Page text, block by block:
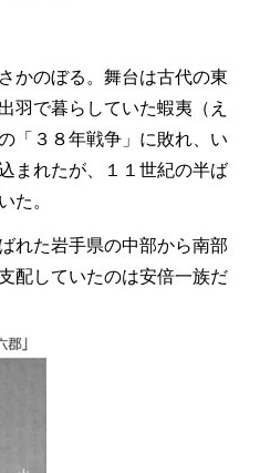
かのぼる。舞台は古代の東
羽で暮らしていた蝦夷（え
「３８年戦争」に敗れ、い
まれたが、１１世紀の半ば
た。
れた岩手県の中部から南部
配していたのは安倍一族だ